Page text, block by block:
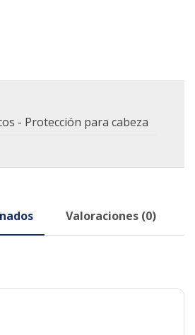
- Protección para cabeza
Valoraciones (0)